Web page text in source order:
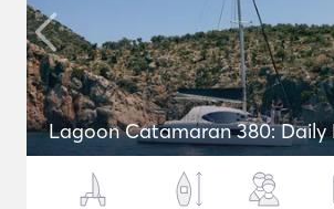
Lagoon Catamaran 380: Daily